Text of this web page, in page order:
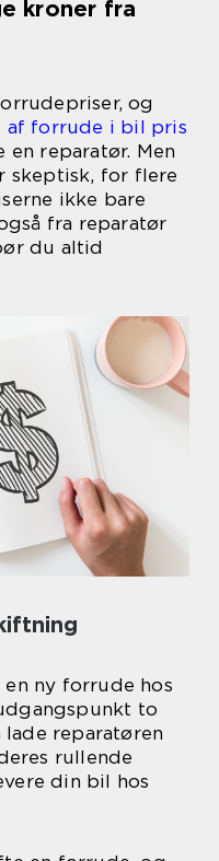
kroner fra
og
af forrude i bil pris
reparatør. Men
skeptisk, for flere
ikke bare
fra reparatør
du altid
ny forrude hos
to
reparatøren
rullende
din bil hos